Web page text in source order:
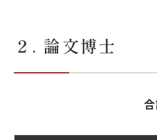
２. 論文博士